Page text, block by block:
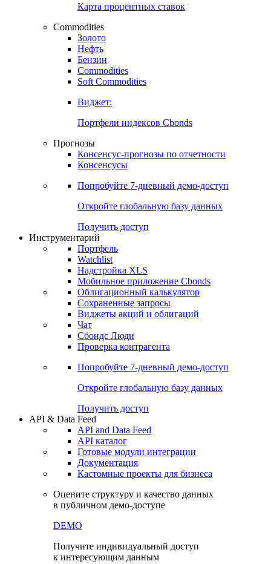
Карта процентных ставок
Commodities
Золото
Нефть
Бензин
Commodities
Soft Commodities
Виджет:
Портфели индексов Cbonds
Прогнозы
Консенсус-прогнозы по отчетности
Консенсусы
Попробуйте 7-дневный демо-доступ
Откройте глобальную базу данных
Получить доступ
Инструментарий
Портфель
Watchlist
Надстройка XLS
Мобильное приложение Cbonds
Облигационный калькулятор
Сохраненные запросы
Виджеты акций и облигаций
Чат
Сбондс Люди
Проверка контрагента
Попробуйте 7-дневный демо-доступ
Откройте глобальную базу данных
Получить доступ
API & Data Feed
API and Data Feed
API каталог
Готовые модули интеграции
Документация
Кастомные проекты для бизнеса
Оцените структуру и качество данных
в публичном демо-доступе
DEMO
Получите индивидуальный доступ
к интересующим данным